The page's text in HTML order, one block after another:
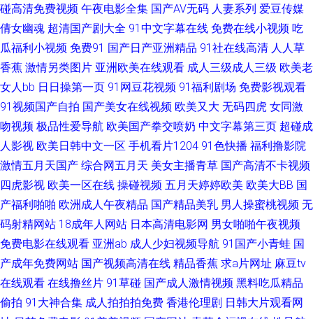
日韩脚交在线 五月天社区视频 91韩剧网 wwwc超碰 AV韩日性爱 欧美A片视
频 在线97视频 www大香蕉n 国产av发布页 精东黄色视屏 欧美福利精品导航
色综合蜜桃网 足交在线播放 AV导航福利院 大香蕉伊人大香蕉 久久草资源站
人人骑人人妻 天天干天操 51露脸熟女 97AV超碰 成人网大香蕉 精品国产网
址 欧美变态性爱 日韩AV成人网 在线不卡久热涩 99爱操 国产精品无毛自慰
男人天堂黄色 三级片导航 一区二区网站 91网站PH 成人青青草久久 后入在
线 欧美韩日亚洲 肏屄麻豆 久久中文AV资源 中文字幕无线观 TS人妖色情网
国产白虎白丝 精品国产日韩欧美 欧美另类极度 少妇性爱av片 自慰91 超碰牛
牛 精品第十三页 日韩操逼视频 97福利网 日本综合色网 自慰91 超碰97无码
碰高清免费视频 午夜电影全集 国产AV无码 人妻系列 爱豆传媒
倩女幽魂 超清国产剧大全 91中文字幕在线 免费在线小视频 吃
瓜福利小视频 免费91 国产日产亚洲精品 91社在线高清 人人草
香蕉 激情另类图片 亚洲欧美在线观看 成人三级成人三级 欧美老
女人bb 日日操第一页 91网豆花视频 91福利剧场 免费影视观看
91视频国产自拍 国产美女在线视频 欧美又大 无码四虎 女同激
吻视频 极品性爱导航 欧美国产拳交喷奶 中文字幕第三页 超碰成
人影视 欧美日韩中文一区 手机看片1204 91色快播 福利撸影院
激情五月天国产 综合网五月天 美女主播青草 国产高清不卡视频
四虎影视 欧美一区在线 操碰视频 五月天婷婷欧美 欧美大BB 国
产福利啪啪 欧洲成人午夜精品 国产精品美乳 男人操蜜桃视频 无
码射精网站 18成年人网站 日本高清电影网 男女啪啪午夜视频
免费电影在线观看 亚洲ab 成人少妇视频导航 91国产小青蛙 国
产成年免费网站 国产视频高清在线 精品香蕉 求a片网址 麻豆tv
在线观看 在线撸丝片 91草碰 国产成人激情视频 黑料吃瓜精品
偷拍 91大神合集 成人拍拍拍免费 香港伦理剧 日韩大片观看网